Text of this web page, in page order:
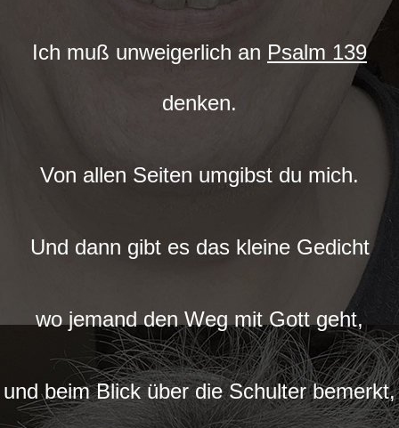
Ich muß unweigerlich an Psalm 139
denken.
Von allen Seiten umgibst du mich.
Und dann gibt es das kleine Gedicht
wo jemand den Weg mit Gott geht,
und beim Blick über die Schulter bemerkt,